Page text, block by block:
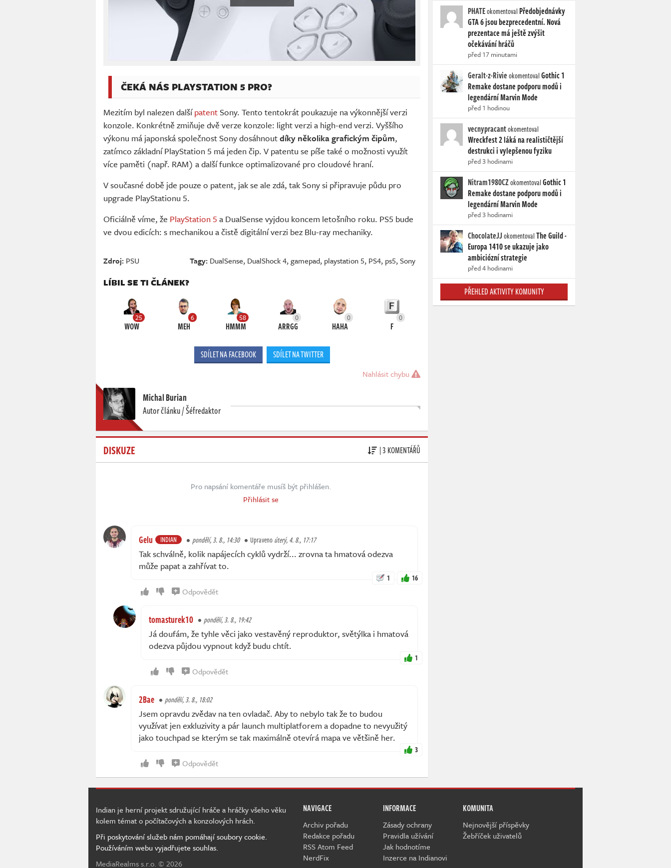
ČEKÁ NÁS PLAYSTATION 5 PRO?
Mezitím byl nalezen dalšípatentSony. Tento tentokrát poukazuje na výkonnější verzi
konzole. Konkrétně zmiňuje dvě verze konzole: light verzi a high-end verzi. Vyššího
výkonu má japonská společnost Sony dosáhnoutdíky několika grafickým čipům,
zatímco základní PlayStation 5 má jeden čip. V patentu se píše také o možnosti využít
více paměti (např. RAM) a další funkce optimalizované pro cloudové hraní.
V současné době jde pouze o patent, jak se ale zdá, tak Sony si připravuje půdu pro
upgrade PlayStationu 5.
Oficiálně víme, že PlayStation 5 a DualSense vyjdou koncem letošního roku. PS5 bude
ve dvou edicích: s mechanikou a čistě digitální verzi bez Blu-ray mechaniky.
Zdroj: PSU Tagy: DualSense, DualShock 4,gamepad, playstation 5, PS4, ps5,Sony
LÍBIL SE TI ČLÁNEK?
25
WOW
6
MEH
58
HMMM
0
ARRGG
0
HAHA
0
F
SDÍLET NA FACEBOOK SDÍLET NA TWITTER
Nahlásit chybu
Michal Burian
Autor článku / Šéfredaktor
DISKUZE | 3 KOMENTÁŘŮ
Pro napsání komentáře musíš být přihlášen.
Přihlásit se
Gelu INDIAN pondělí, 3. 8., 14:30 Upravenoúterý, 4. 8., 17:17
Tak schválně, kolik napájecích cyklů vydrží... zrovna ta hmatová odezva
může papat a zahřívat to.
1 16
Odpovědět
tomasturek10 pondělí, 3. 8., 19:42
Já doufám, že tyhle věci jako vestavěný reproduktor, světýlka i hmatová
odezva půjdou vypnout když budu chtít.
1
Odpovědět
2Bae pondělí, 3. 8., 18:02
Jsem opravdu zvědav na ten ovladač. Aby to nebylo tak že to budou
využívat jen exkluzivity a pár launch multiplatforem a dopadne to nevyužitý
jako touchpad se kterým se tak maximálně otevírá mapa ve většině her.
3
Odpovědět
PHATEokomentoval Předobjednávky
GTA 6 jsou bezprecedentní. Nová
prezentace má ještě zvýšit
očekávání hráčů
před 17 minutami
Geralt-z-RivieokomentovalGothic 1
Remake dostane podporu modů i
legendární Marvin Mode
před 1 hodinou
vecnypracantokomentoval
Wreckfest 2 láká na realističtější
destrukci i vylepšenou fyziku
před 3 hodinami
Nitram1980CZokomentovalGothic 1
Remake dostane podporu modů i
legendární Marvin Mode
před 3 hodinami
ChocolateJJokomentovalThe Guild -
Europa 1410 se ukazuje jako
ambiciózní strategie
před 4 hodinami
PŘEHLED AKTIVITY KOMUNITY
NAVIGACE
Archiv pořadu
Redakce pořadu
RSS Atom Feed
NerdFix
INFORMACE
Zásady ochrany
Pravidla užívání
Jak hodnotíme
Inzerce na Indianovi
KOMUNITA
Nejnovější příspěvky
Žebříček uživatelů
Indian je herní projekt sdružující hráče a hráčky všeho věku
kolem témat o počítačových a konzolových hrách.
Při poskytování služeb nám pomáhají soubory cookie.
Používáním webu vyjadřujete souhlas.
MediaRealms s.r.o. © 2026